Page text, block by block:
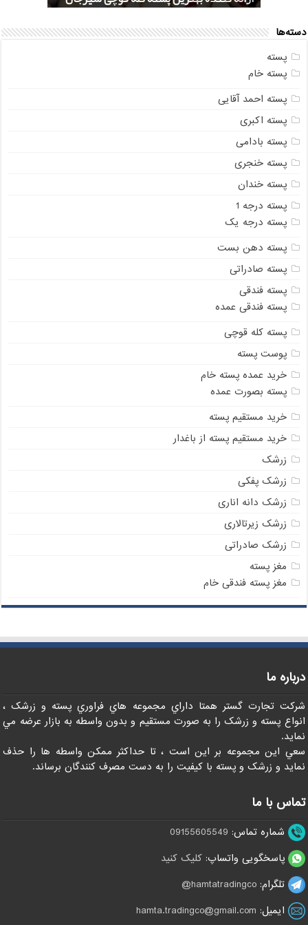
دسته‌ها
پسته
پسته خام
پسته احمد آقایی
پسته اکبری
پسته بادامی
پسته خنجری
پسته خندان
پسته درجه 1
پسته درجه یک
پسته دهن بست
پسته صادراتی
پسته فندقی
پسته فندقی عمده
پسته کله قوچی
پوست پسته
خرید عمده پسته خام
پسته بصورت عمده
خرید مستقیم پسته
خرید مستقیم پسته از باغدار
زرشک
زرشک پفکی
زرشک دانه اناری
زرشک زیرتالاری
زرشک صادراتی
مغز پسته
مغز پسته فندقی خام
درباره ما
شرکت تجارت گستر همتا داراي مجموعه هاي فراوري پسته و زرشک ،
انواع پسته و زرشک را به صورت مستقيم و بدون واسطه به بازار عرضه مي
نمايد.
سعي اين مجموعه بر اين است ، تا حداکثر ممکن واسطه ها را حذف
نمايد و زرشک و پسته با کيفيت را به دست مصرف کنندگان برساند.
تماس با ما
شماره تماس: 09155605549
پاسخگویی واتساپ:کلیک کنید
تلگرام:hamtatradingco@
ایمیل: hamta.tradingco@gmail.com